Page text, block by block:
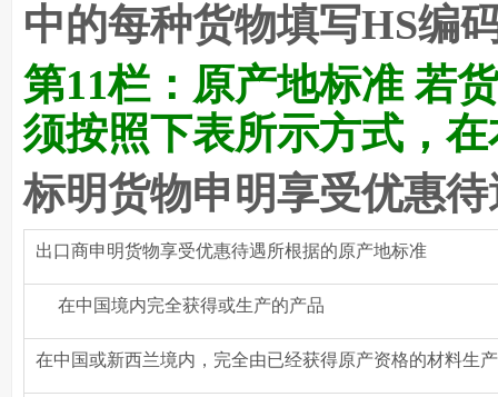
中的每种货物填写HS编
第11栏： 原产地标准 若
须按照下表所示方式，
标明货物申明享受优惠
出口商申明货物享受优惠待遇所根据的原产地标准
在中国境内完全获得或生产的产品
在中国或新西兰境内，完全由已经获得原产资格的材料生